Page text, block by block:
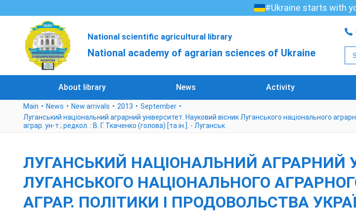
#Ukraine starts with
National scientific agricultural library
National academy of agrarian sciences of Ukraine
About library News Activity
Main News New arrivals 2013
September
Луганський національний аграрний університет. Науковий вісник Луганського національного
аграр. ун-т ; редкол. : В. Г. Ткаченко (голова) [та ін.]. - Луганськ
ЛУГАНСЬКИЙ НАЦІОНАЛЬНИЙ АГРАРНИЙ
ЛУГАНСЬКОГО НАЦІОНАЛЬНОГО
АГРАР. ПОЛІТИКИ І ПРОДОВОЛЬСТВА